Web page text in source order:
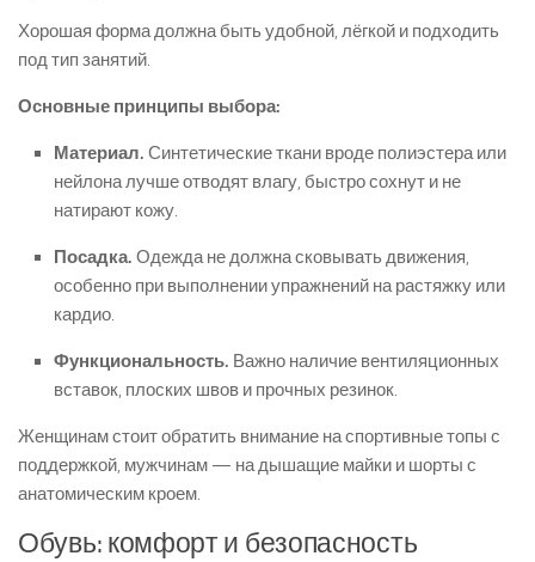
Хорошая форма должна быть удобной, лёгкой и подходить
под тип занятий.
Основные принципы выбора:
Материал. Синтетические ткани вроде полиэстера или
нейлона лучше отводят влагу, быстро сохнут и не
натирают кожу.
Посадка. Одежда не должна сковывать движения,
особенно при выполнении упражнений на растяжку или
кардио.
Функциональность. Важно наличие вентиляционных
вставок, плоских швов и прочных резинок.
Женщинам стоит обратить внимание на спортивные топы с
поддержкой, мужчинам — на дышащие майки и шорты с
анатомическим кроем.
Обувь: комфорт и безопасность